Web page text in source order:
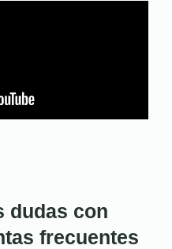
dudas con
frecuentes